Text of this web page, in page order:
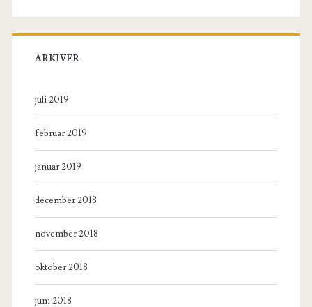
ARKIVER
juli 2019
februar 2019
januar 2019
december 2018
november 2018
oktober 2018
juni 2018